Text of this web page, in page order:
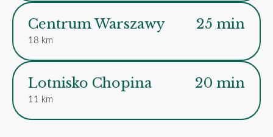
Centrum Warszawy
18 km
25 min
Lotnisko Chopina
11 km
20 min